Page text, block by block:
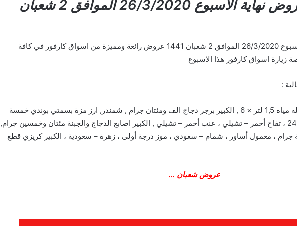
عروض كارفور عروض نهاية الأسبوع 26/3/2020 الموافق 2 شعبان
كارفور عروض نهاية الأسبوع 26/3/2020 الموافق 2 شعبان 1441 عروض رائعة ومميزة من اسواق كارفور في كافة
زيارة اسواق كارفور هذا الاسبوع
:
مزن مياه 200 مل × 48 ، نستله مياه 1,5 لتر × 6 , الكبير برجر دجاج الف ومئتان جرام , شمندر, ارز مزة بسمتي بوندي خمسة
كيلو ، القصيم مياه 200 مل × 24 ، تفاح أحمر – تشيلي ، عنب أحمر – تشيلي , الكبير اصابع الدجاج والجبنة مئتان وخمسين جرام,
جرام ، معمول أساور ، شمام – سعودي ، موز درجة أولى ، زهرة – سعودية ، الكبير كريزي قطع
عروض شعبان …